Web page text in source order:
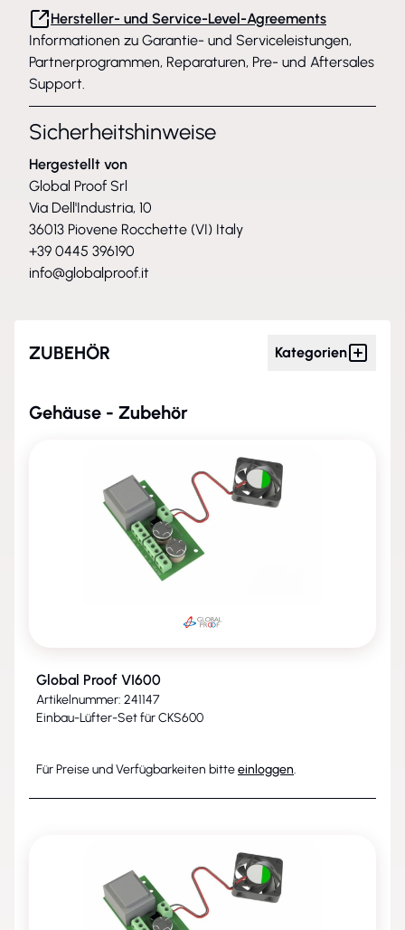
Hersteller- und Service-Level-Agreements
Informationen zu Garantie- und Serviceleistungen,
Partnerprogrammen, Reparaturen, Pre- und Aftersales
Support.
Sicherheitshinweise
Hergestellt von
Global Proof Srl
Via Dell'Industria, 10
36013 Piovene Rocchette (VI) Italy
+39 0445 396190
info@globalproof.it
ZUBEHÖR Kategorien
Gehäuse - Zubehör
Global Proof VI600
Artikelnummer: 241147
Einbau-Lüfter-Set für CKS600
Für Preise und Verfügbarkeiten bitteeinloggen.